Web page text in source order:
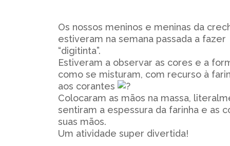
Os nossos meninos e meninas da
estiveram na semana passada a fazer
“digitinta”.
Estiveram a observar as cores e a
como se misturam, com recurso à
aos corantes
Colocaram as mãos na massa,
sentiram a espessura da farinha e as
suas mãos.
Um atividade super divertida!